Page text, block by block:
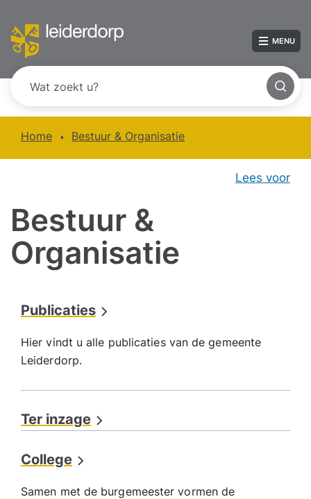
MENU
Home Bestuur & Organisatie
Lees voor
Bestuur &
Organisatie
Publicaties
Hier vindt u alle publicaties van de gemeente
Leiderdorp.
Ter inzage
College
Samen met de burgemeester vormen de